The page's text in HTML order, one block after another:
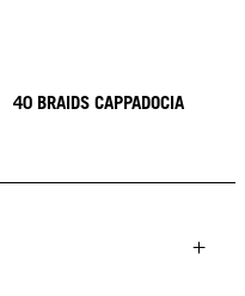
40 BRAIDS CAPPADOCIA
COLLECTION PROVI